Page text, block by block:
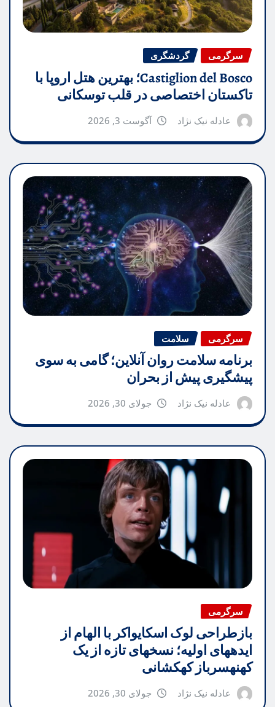
سرگرمی گردشگری
Castiglion del Bosco؛ بهترین هتل اروپا با
تاکستان اختصاصی در قلب توسکانی
عادله نیک نژاد آگوست 3, 2026
سرگرمی سلامت
برنامه سلامت روان آنلاین؛ گامی به سوی
پیشگیری پیش از بحران
عادله نیک نژاد جولای 30, 2026
سرگرمی
بازطراحی لوک اسکایواکر با الهام از
ایدههای اولیه؛ نسخهای تازه از یک
کهنهسرباز کهکشانی
عادله نیک نژاد جولای 30, 2026